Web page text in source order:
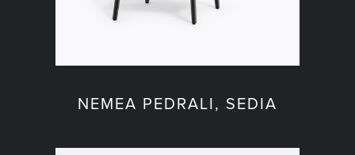
NEMEA PEDRALI, SEDIA